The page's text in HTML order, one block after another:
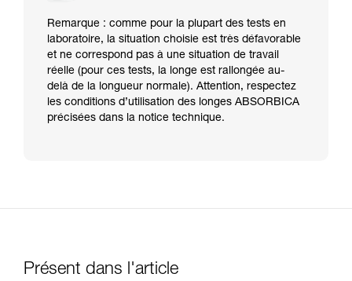
Remarque : comme pour la plupart des tests en
laboratoire, la situation choisie est très défavorable
et ne correspond pas à une situation de travail
réelle (pour ces tests, la longe est rallongée au-
delà de la longueur normale). Attention, respectez
les conditions d’utilisation des longes ABSORBICA
précisées dans la notice technique.
Présent dans l'article